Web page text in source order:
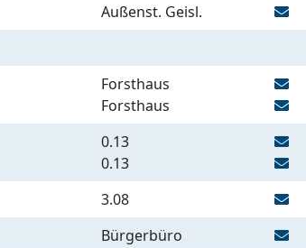
Außenst. Geisl.
Forsthaus
Forsthaus
0.13
0.13
3.08
Bürgerbüro